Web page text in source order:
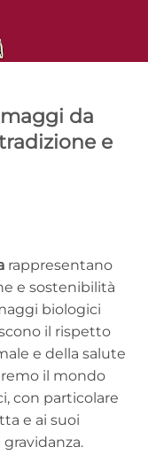
da
e
rappresentano
e sostenibilità
biologici
il rispetto
e della salute
il mondo
con particolare
e ai suoi